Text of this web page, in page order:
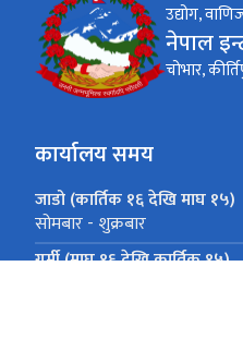
उद्योग,
नेपाल
चोभार,
कार्यालय समय
जाडो (कार्तिक १६ देखि माघ १५)
सोमबार - शुक्रबार
गर्मी (माघ १६ देखि कार्तिक १५)